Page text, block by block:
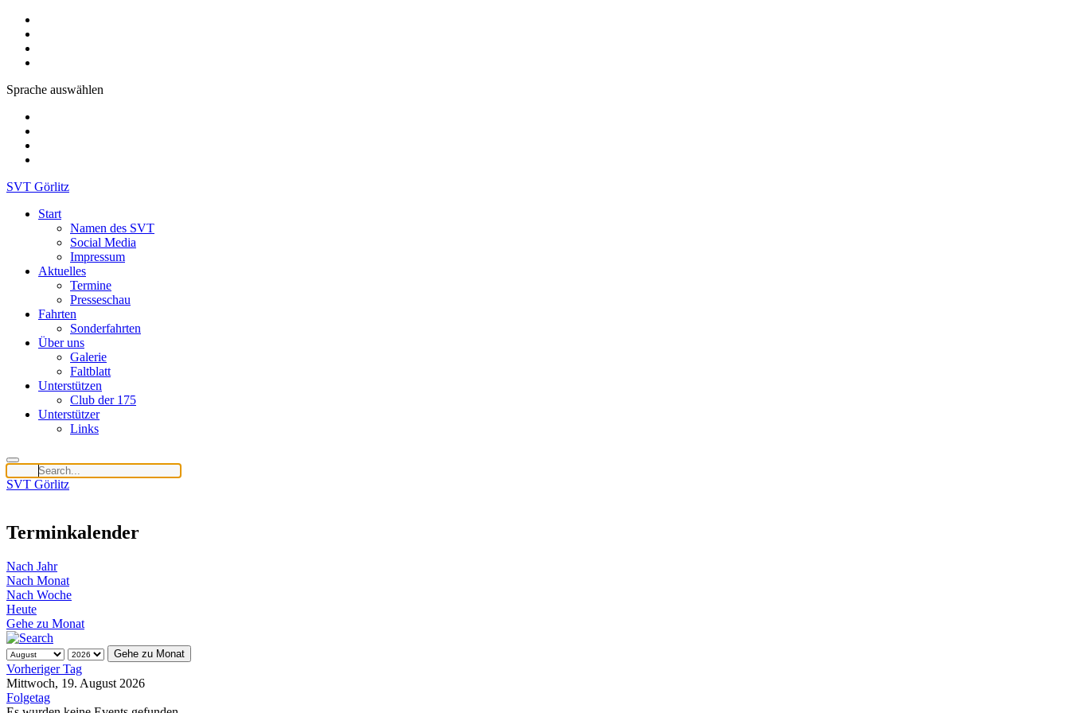
Sprache auswählen
SVT Görlitz
Start
Namen des SVT
Social Media
Impressum
Aktuelles
Termine
Presseschau
Fahrten
Sonderfahrten
Über uns
Galerie
Faltblatt
Unterstützen
Club der 175
Unterstützer
Links
SVT Görlitz
Terminkalender
Nach Jahr
Nach Monat
Nach Woche
Heute
Gehe zu Monat
Gehe zu Monat
Vorheriger Tag
Mittwoch, 19. August 2026
Folgetag